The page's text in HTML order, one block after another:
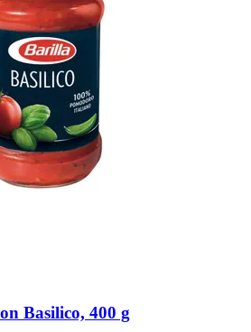
Basilico, 400 g